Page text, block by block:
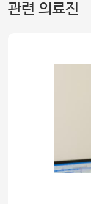
관련 의료진